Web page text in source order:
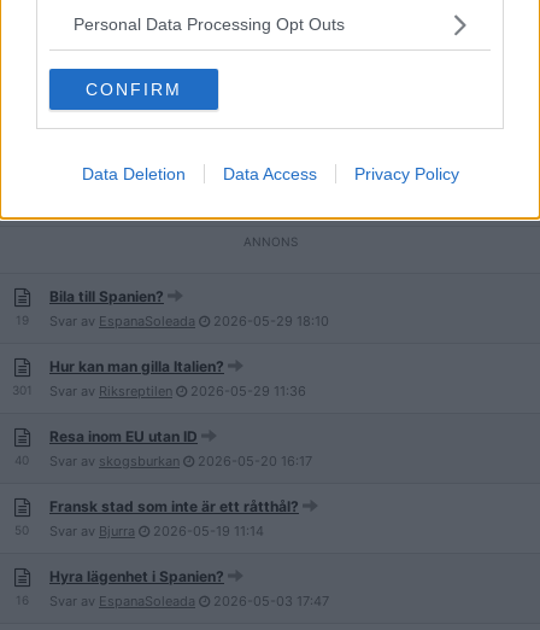
Personal Data Processing Opt Outs
CONFIRM
Data Deletion Data Access Privacy Policy
Svar avJdeKoof 2026-06-1512:36
Risken för inställda flyg inom EU i och med
krig/Hantavirus/oljebrist/andra eländen 2026
Svar avValdagen 2026-06-09
har tips?
19
Bila till Spanien?
Svar av EspanaSoleada 2026-05-29 18:10
301
Hur kan man gilla Italien?
Svar av Riksreptilen 2026-05-29 11:36
40
Resa inom EU utan ID
Svar av skogsburkan 2026-05-20 16:17
50
Fransk stad som inte är ett råtthål?
Svar av Bjurra 2026-05-19 11:14
16
Hyra lägenhet i Spanien?
Svar av EspanaSoleada 2026-05-03 17:47